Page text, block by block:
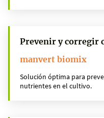
Prevenir y corregir
manvert biomix
Solución óptima para
nutrientes en el cultivo.